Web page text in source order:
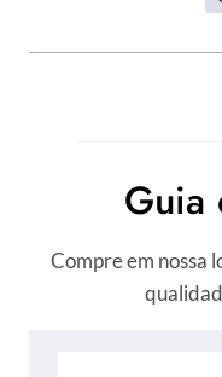
Guia
Compre em nossa